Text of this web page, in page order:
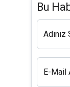
Bu
Adınız
E-Mail